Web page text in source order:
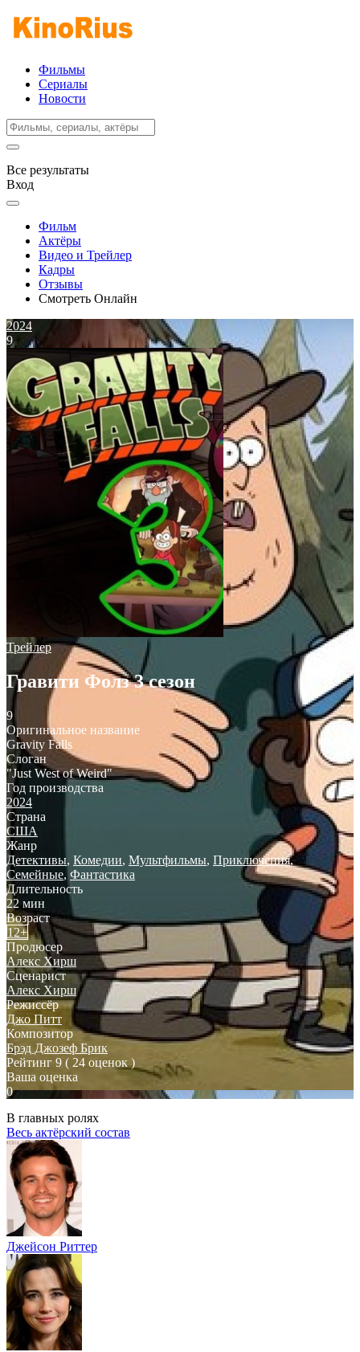
Фильмы
Сериалы
Новости
Все результаты
Вход
Фильм
Актёры
Видео и Трейлер
Кадры
Отзывы
Смотреть Онлайн
2024
9
Трейлер
Гравити Фолз 3 сезон
9
Оригинальное название
Gravity Falls
Слоган
"Just West of Weird"
Год производства
2024
Страна
США
Жанр
Детективы, Комедии, Мультфильмы, Приключения,
Семейные, Фантастика
Длительность
22 мин
Возраст
12+
Продюсер
Алекс Хирш
Сценарист
Алекс Хирш
Режиссёр
Джо Питт
Композитор
Брэд Джозеф Брик
Рейтинг 9 ( 24 оценок )
Ваша оценка
0
В главных ролях
Весь актёрский состав
Джейсон Риттер